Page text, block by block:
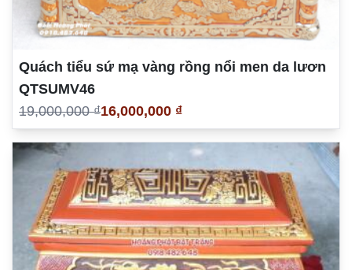
Quách tiểu sứ mạ vàng rồng nổi men da lươn
QTSUMV46
19,000,000 ₫16,000,000 ₫